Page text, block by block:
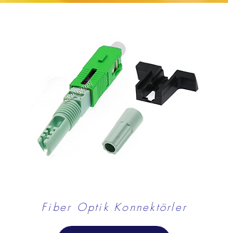
Fiber Optik Konnektörler